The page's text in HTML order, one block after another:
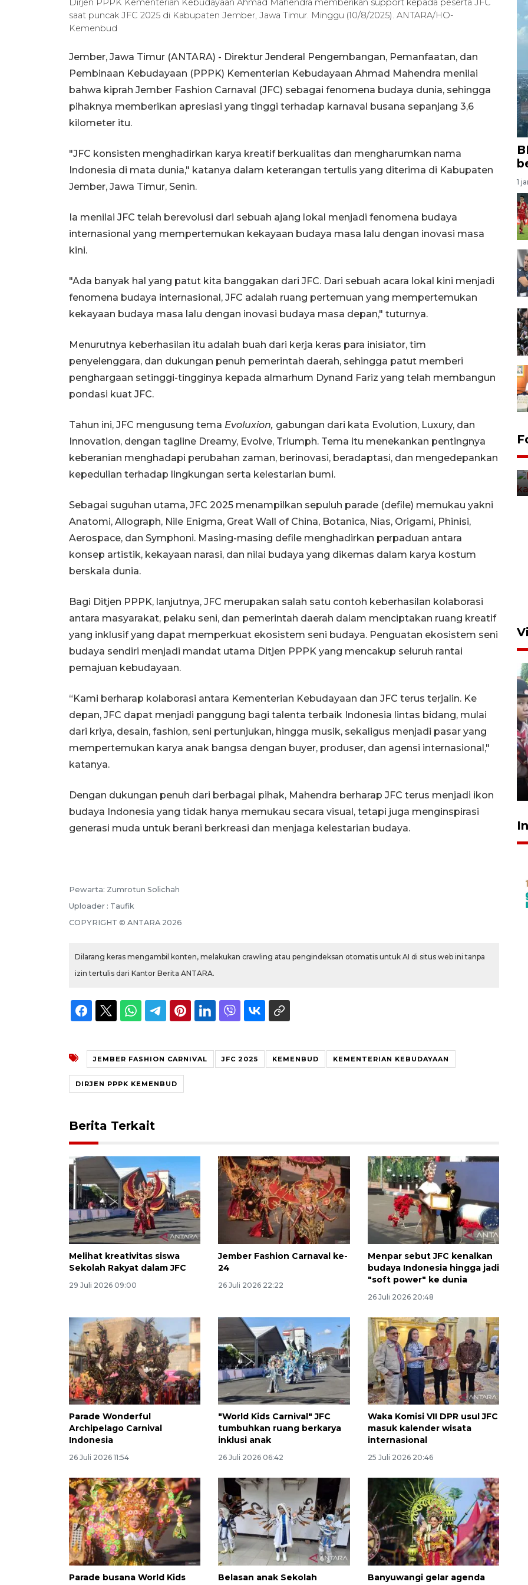
Dirjen PPPK Kementerian Kebudayaan Ahmad Mahendra memberikan support kepada peserta JFC
saat puncak JFC 2025 di Kabupaten Jember, Jawa Timur. Minggu (10/8/2025). ANTARA/HO-
Kemenbud
Jember, Jawa Timur (ANTARA) - Direktur Jenderal Pengembangan, Pemanfaatan, dan
Pembinaan Kebudayaan (PPPK) Kementerian Kebudayaan Ahmad Mahendra menilai
bahwa kiprah Jember Fashion Carnaval (JFC) sebagai fenomena budaya dunia, sehingga
pihaknya memberikan apresiasi yang tinggi terhadap karnaval busana sepanjang 3,6
kilometer itu.
"JFC konsisten menghadirkan karya kreatif berkualitas dan mengharumkan nama
Indonesia di mata dunia," katanya dalam keterangan tertulis yang diterima di Kabupaten
Jember, Jawa Timur, Senin.
Ia menilai JFC telah berevolusi dari sebuah ajang lokal menjadi fenomena budaya
internasional yang mempertemukan kekayaan budaya masa lalu dengan inovasi masa
kini.
"Ada banyak hal yang patut kita banggakan dari JFC. Dari sebuah acara lokal kini menjadi
fenomena budaya internasional, JFC adalah ruang pertemuan yang mempertemukan
kekayaan budaya masa lalu dengan inovasi budaya masa depan," tuturnya.
Menurutnya keberhasilan itu adalah buah dari kerja keras para inisiator, tim
penyelenggara, dan dukungan penuh pemerintah daerah, sehingga patut memberi
penghargaan setinggi-tingginya kepada almarhum Dynand Fariz yang telah membangun
pondasi kuat JFC.
Tahun ini, JFC mengusung tema Evoluxion, gabungan dari kata Evolution, Luxury, dan
Innovation, dengan tagline Dreamy, Evolve, Triumph. Tema itu menekankan pentingnya
keberanian menghadapi perubahan zaman, berinovasi, beradaptasi, dan mengedepankan
kepedulian terhadap lingkungan serta kelestarian bumi.
Sebagai suguhan utama, JFC 2025 menampilkan sepuluh parade (defile) memukau yakni
Anatomi, Allograph, Nile Enigma, Great Wall of China, Botanica, Nias, Origami, Phinisi,
Aerospace, dan Symphoni. Masing-masing defile menghadirkan perpaduan antara
konsep artistik, kekayaan narasi, dan nilai budaya yang dikemas dalam karya kostum
berskala dunia.
Bagi Ditjen PPPK, lanjutnya, JFC merupakan salah satu contoh keberhasilan kolaborasi
antara masyarakat, pelaku seni, dan pemerintah daerah dalam menciptakan ruang kreatif
yang inklusif yang dapat memperkuat ekosistem seni budaya. Penguatan ekosistem seni
budaya sendiri menjadi mandat utama Ditjen PPPK yang mencakup seluruh rantai
pemajuan kebudayaan.
“Kami berharap kolaborasi antara Kementerian Kebudayaan dan JFC terus terjalin. Ke
depan, JFC dapat menjadi panggung bagi talenta terbaik Indonesia lintas bidang, mulai
dari kriya, desain, fashion, seni pertunjukan, hingga musik, sekaligus menjadi pasar yang
mempertemukan karya anak bangsa dengan buyer, produser, dan agensi internasional,"
katanya.
Dengan dukungan penuh dari berbagai pihak, Mahendra berharap JFC terus menjadi ikon
budaya Indonesia yang tidak hanya memukau secara visual, tetapi juga menginspirasi
generasi muda untuk berani berkreasi dan menjaga kelestarian budaya.
Pewarta: Zumrotun Solichah
Uploader : Taufik
COPYRIGHT © ANTARA 2026
Dilarang keras mengambil konten, melakukan crawling atau pengindeksan otomatis untuk AI di situs web ini tanpa
izin tertulis dari Kantor Berita ANTARA.
JEMBER FASHION CARNIVAL JFC 2025 KEMENBUD KEMENTERIAN KEBUDAYAAN
DIRJEN PPPK KEMENBUD
Berita Terkait
Melihat kreativitas siswa
Sekolah Rakyat dalam JFC
29 Juli 2026 09:00
Jember Fashion Carnaval ke-
24
26 Juli 2026 22:22
Menpar sebut JFC kenalkan
budaya Indonesia hingga jadi
"soft power" ke dunia
26 Juli 2026 20:48
Parade Wonderful
Archipelago Carnival
Indonesia
26 Juli 2026 11:54
"World Kids Carnival" JFC
tumbuhkan ruang berkarya
inklusi anak
26 Juli 2026 06:42
Waka Komisi VII DPR usul JFC
masuk kalender wisata
internasional
25 Juli 2026 20:46
Parade busana World Kids
Belasan anak Sekolah
Banyuwangi gelar agenda
1
Uji fungsi jembatan kereta api
di Jember
BNPB optimalkan penguatan
Desa Tangguh Bencana di
Vaksin HPV untuk siswa laki-
laki
2026-08-06 06:30:00